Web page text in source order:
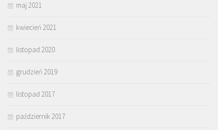
maj 2021
kwiecień 2021
listopad 2020
grudzień 2019
listopad 2017
październik 2017